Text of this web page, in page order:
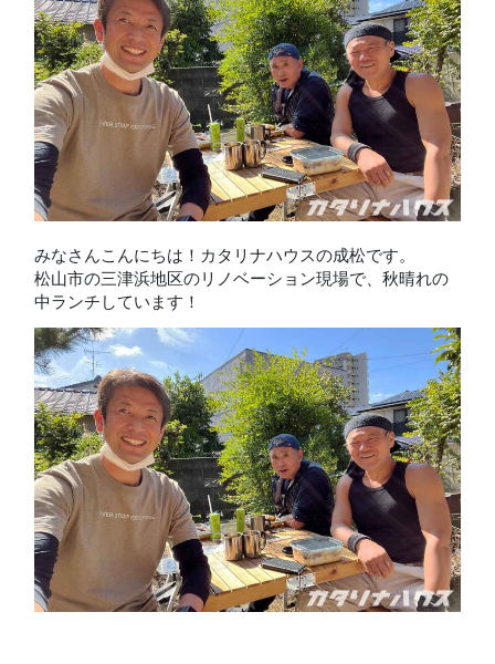
みなさんこんにちは！カタリナハウスの成松です。
松山市の三津浜地区のリノベーション現場で、秋晴れの
中ランチしています！